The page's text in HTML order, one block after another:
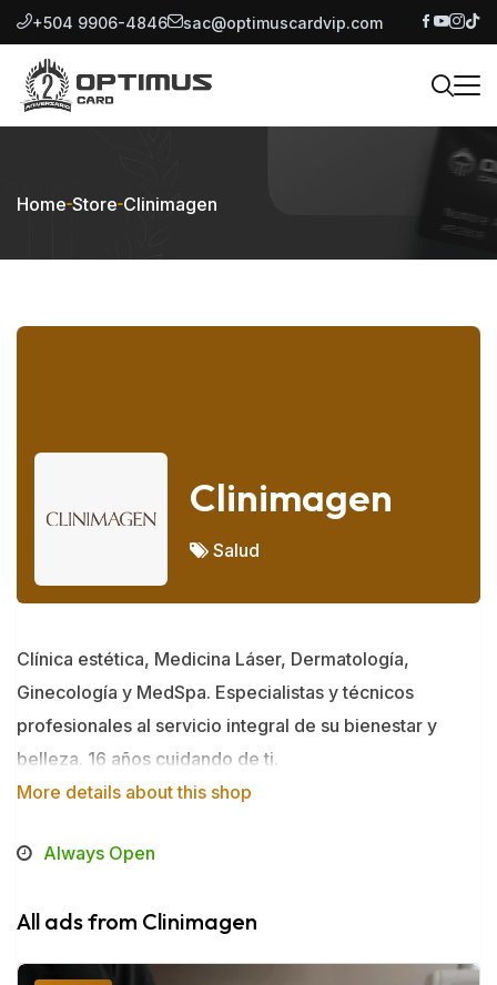
+504 9906-4846 sac@optimuscardvip.com
Home Store Clinimagen
Clinimagen
Salud
Clínica estética, Medicina Láser, Dermatología,
Ginecología y MedSpa. Especialistas y técnicos
profesionales al servicio integral de su bienestar y
belleza. 16 años cuidando de ti.
More details about this shop
Always Open
All ads from Clinimagen